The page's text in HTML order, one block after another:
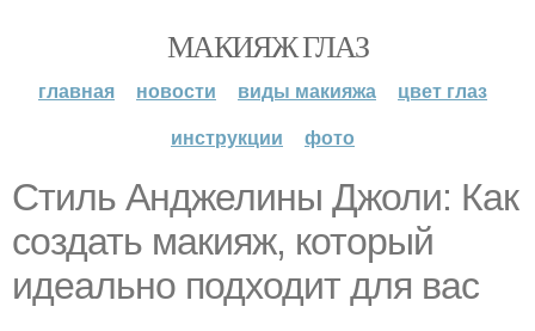
МАКИЯЖ ГЛАЗ
главная новости виды макияжа
цвет глаз
инструкции
фото
Стиль Анджелины Джоли: Как
создать макияж, который
идеально подходит для вас